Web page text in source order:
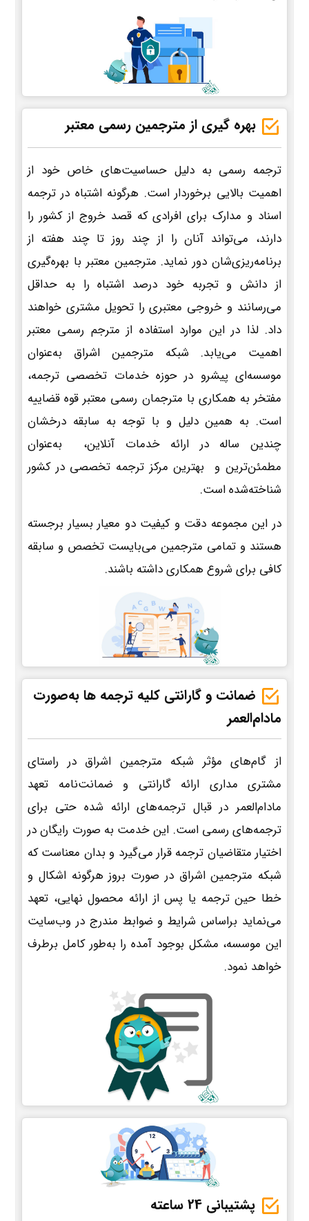
بهره گیری از مترجمین رسمی معتبر
ترجمه رسمی به دلیل حساسیت‌های خاص خود از
اهمیت بالایی برخوردار است. هرگونه اشتباه در ترجمه
اسناد و مدارک برای افرادی که قصد خروج از کشور را
دارند، می‌تواند آنان را از چند روز تا چند هفته از
برنامه‌ریزی‌شان دور نماید. مترجمین معتبر با بهره‌گیری
از دانش و تجربه خود درصد اشتباه را به حداقل
می‌رسانند و خروجی معتبری را تحویل مشتری خواهند
داد. لذا در این موارد استفاده از مترجم رسمی معتبر
اهمیت می‌یابد. شبکه مترجمین اشراق به‌عنوان
موسسه‌ای پیشرو در حوزه خدمات تخصصی ترجمه،
مفتخر به همکاری با مترجمان رسمی معتبر قوه قضاییه
است. به همین دلیل و با توجه به سابقه درخشان
چندین ساله در ارائه خدمات آنلاین، به‌عنوان
مطمئن‌ترین و بهترین مرکز ترجمه تخصصی در کشور
شناخته‌شده است.
در این مجموعه دقت و کیفیت دو معیار بسیار برجسته
هستند و تمامی مترجمین می‌بایست تخصص و سابقه
کافی برای شروع همکاری داشته باشند.
ضمانت و گارانتی کلیه ترجمه ها به‌صورت
مادام‌العمر
از گام‌های مؤثر شبکه مترجمین اشراق در راستای
مشتری مداری ارائه گارانتی و ضمانت‌نامه تعهد
مادام‌العمر در قبال ترجمه‌های ارائه شده حتی برای
ترجمه‌های رسمی است. این خدمت به صورت رایگان در
اختیار متقاضیان ترجمه قرار می‌گیرد و بدان معناست که
شبکه مترجمین اشراق در صورت بروز هرگونه اشکال و
خطا حین ترجمه یا پس از ارائه محصول نهایی، تعهد
می‌نماید براساس شرایط و ضوابط مندرج در وب‌سایت
این موسسه، مشکل بوجود آمده را به‌طور کامل برطرف
خواهد نمود.
پشتیبانی 24 ساعته